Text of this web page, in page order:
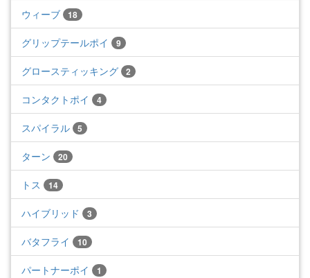
ウィーブ 18
グリップテールポイ 9
グロースティッキング 2
コンタクトポイ 4
スパイラル 5
ターン 20
トス 14
ハイブリッド 3
バタフライ 10
パートナーポイ 1